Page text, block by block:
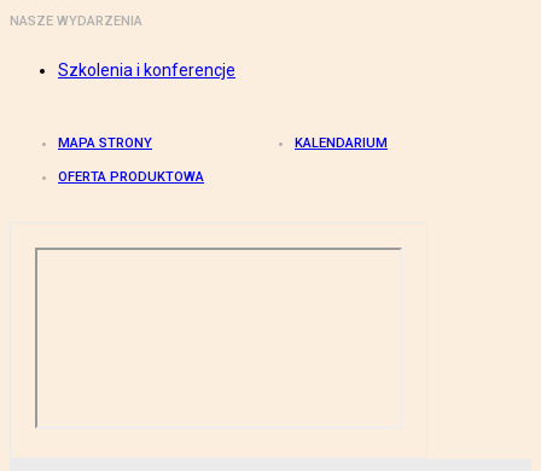
NASZE WYDARZENIA
Szkolenia i konferencje
MAPA STRONY KALENDARIUM
OFERTA PRODUKTOWA